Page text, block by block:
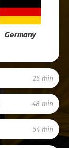
Germany
25 min
48 min
54 min